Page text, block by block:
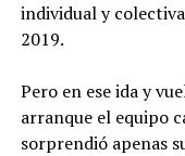
individual y
2019.
Pero en ese ida y
arranque el equipo
sorprendió apenas